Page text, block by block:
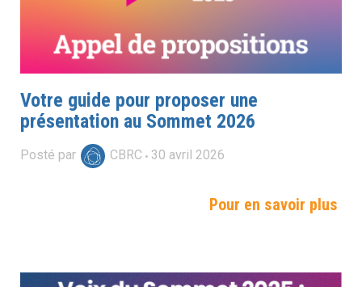
Votre guide pour proposer une
présentation au Sommet 2026
Posté par CBRC 30 avril 2026
Pour en savoir plus